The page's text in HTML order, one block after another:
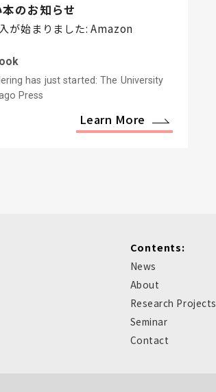
のお知らせ
が始まりました: Amazon
has just started: The University
Press
Learn More
Contents:
News
About
Research Projects
Seminar
Contact